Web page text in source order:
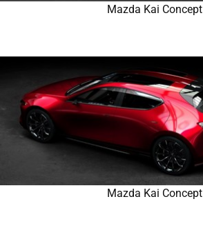
Mazda Kai Concept
Mazda Kai Concept